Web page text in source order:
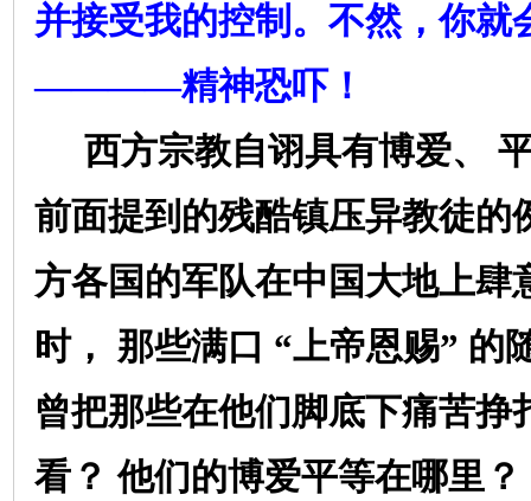
并接受我的控制。不然，你就
————精神恐吓！
西方宗教自诩具有博爱、
前面提到的残酷镇压异教徒的
方各国的军队在中国大地上肆
时，
那些满口 “上帝恩赐” 的
曾把那些在他们脚底下痛苦挣
看？ 他们的博爱平等在哪里？